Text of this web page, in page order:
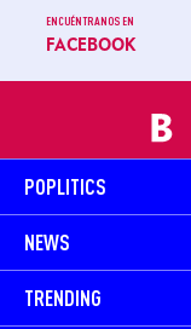
ENCUÉNTRANOS EN
FACEBOOK
POPLITICS
NEWS
TRENDING